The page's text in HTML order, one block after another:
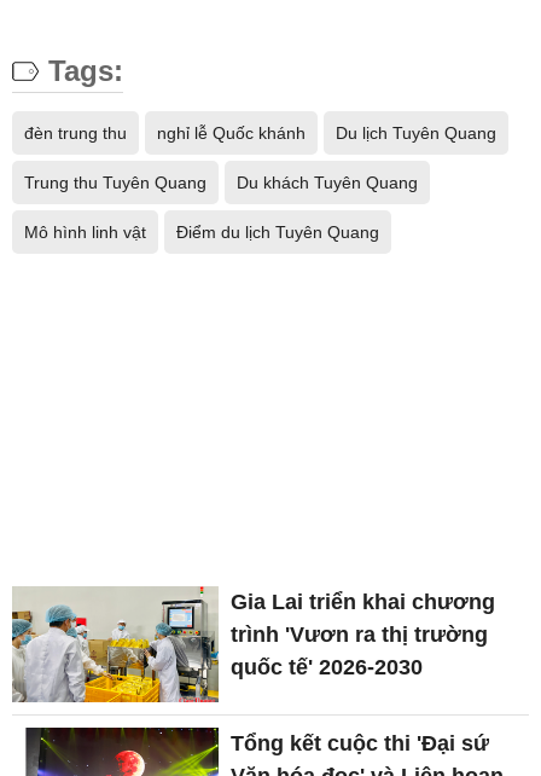
Tags:
đèn trung thu nghỉ lễ Quốc khánh Du lịch Tuyên Quang
Trung thu Tuyên Quang Du khách Tuyên Quang
Mô hình linh vật Điểm du lịch Tuyên Quang
Gia Lai triển khai chương
trình 'Vươn ra thị trường
quốc tế' 2026-2030
Tổng kết cuộc thi 'Đại sứ